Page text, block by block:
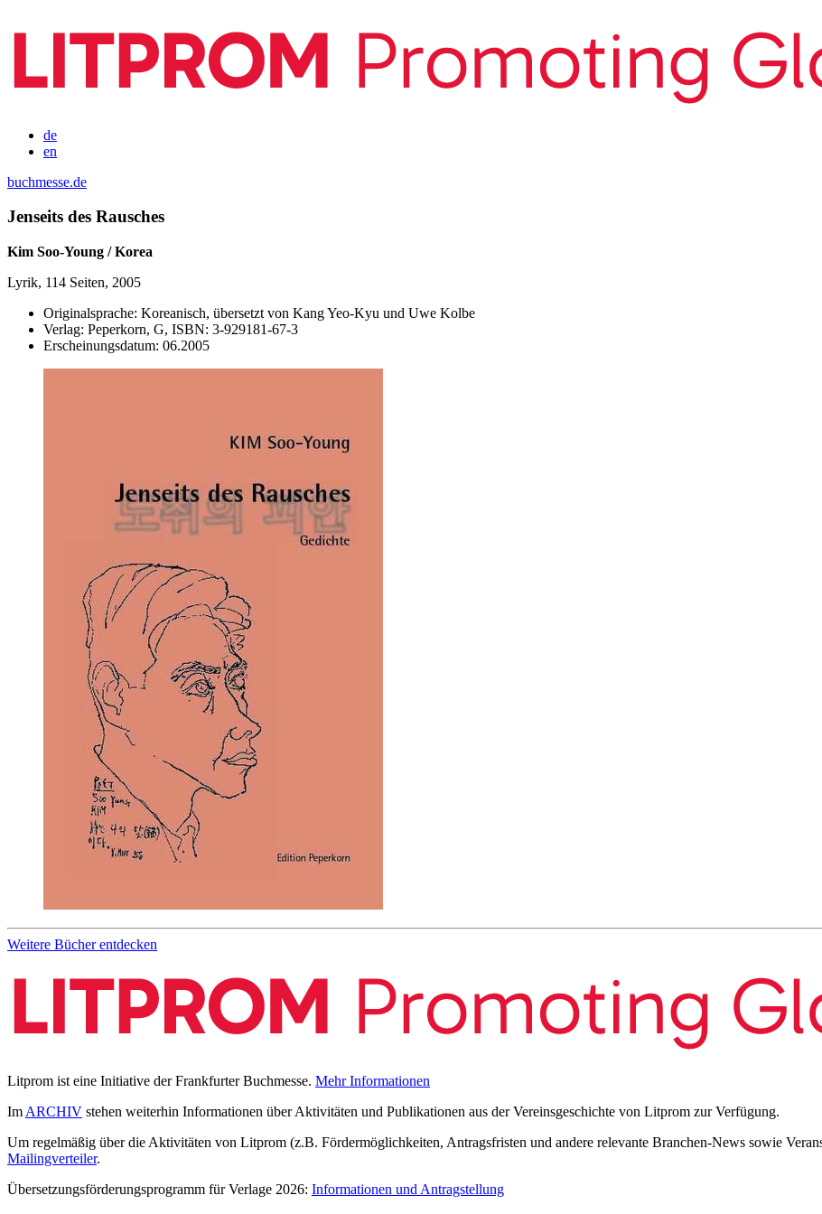
de
en
buchmesse.de
Jenseits des Rausches
Kim Soo-Young / Korea
Lyrik, 114 Seiten, 2005
Originalsprache: Koreanisch, übersetzt von Kang Yeo-Kyu und Uwe Kolbe
Verlag: Peperkorn, G, ISBN: 3-929181-67-3
Erscheinungsdatum: 06.2005
Weitere Bücher entdecken
Litprom ist eine Initiative der Frankfurter Buchmesse. Mehr Informationen
Im ARCHIV stehen weiterhin Informationen über Aktivitäten und Publikationen aus der Vereinsgeschichte von Litprom zur Verfügung.
Um regelmäßig über die Aktivitäten von Litprom (z.B. Fördermöglichkeiten, Antragsfristen und andere relevante Branchen-News sowie
Mailingverteiler.
Übersetzungsförderungsprogramm für Verlage 2026: Informationen und Antragstellung